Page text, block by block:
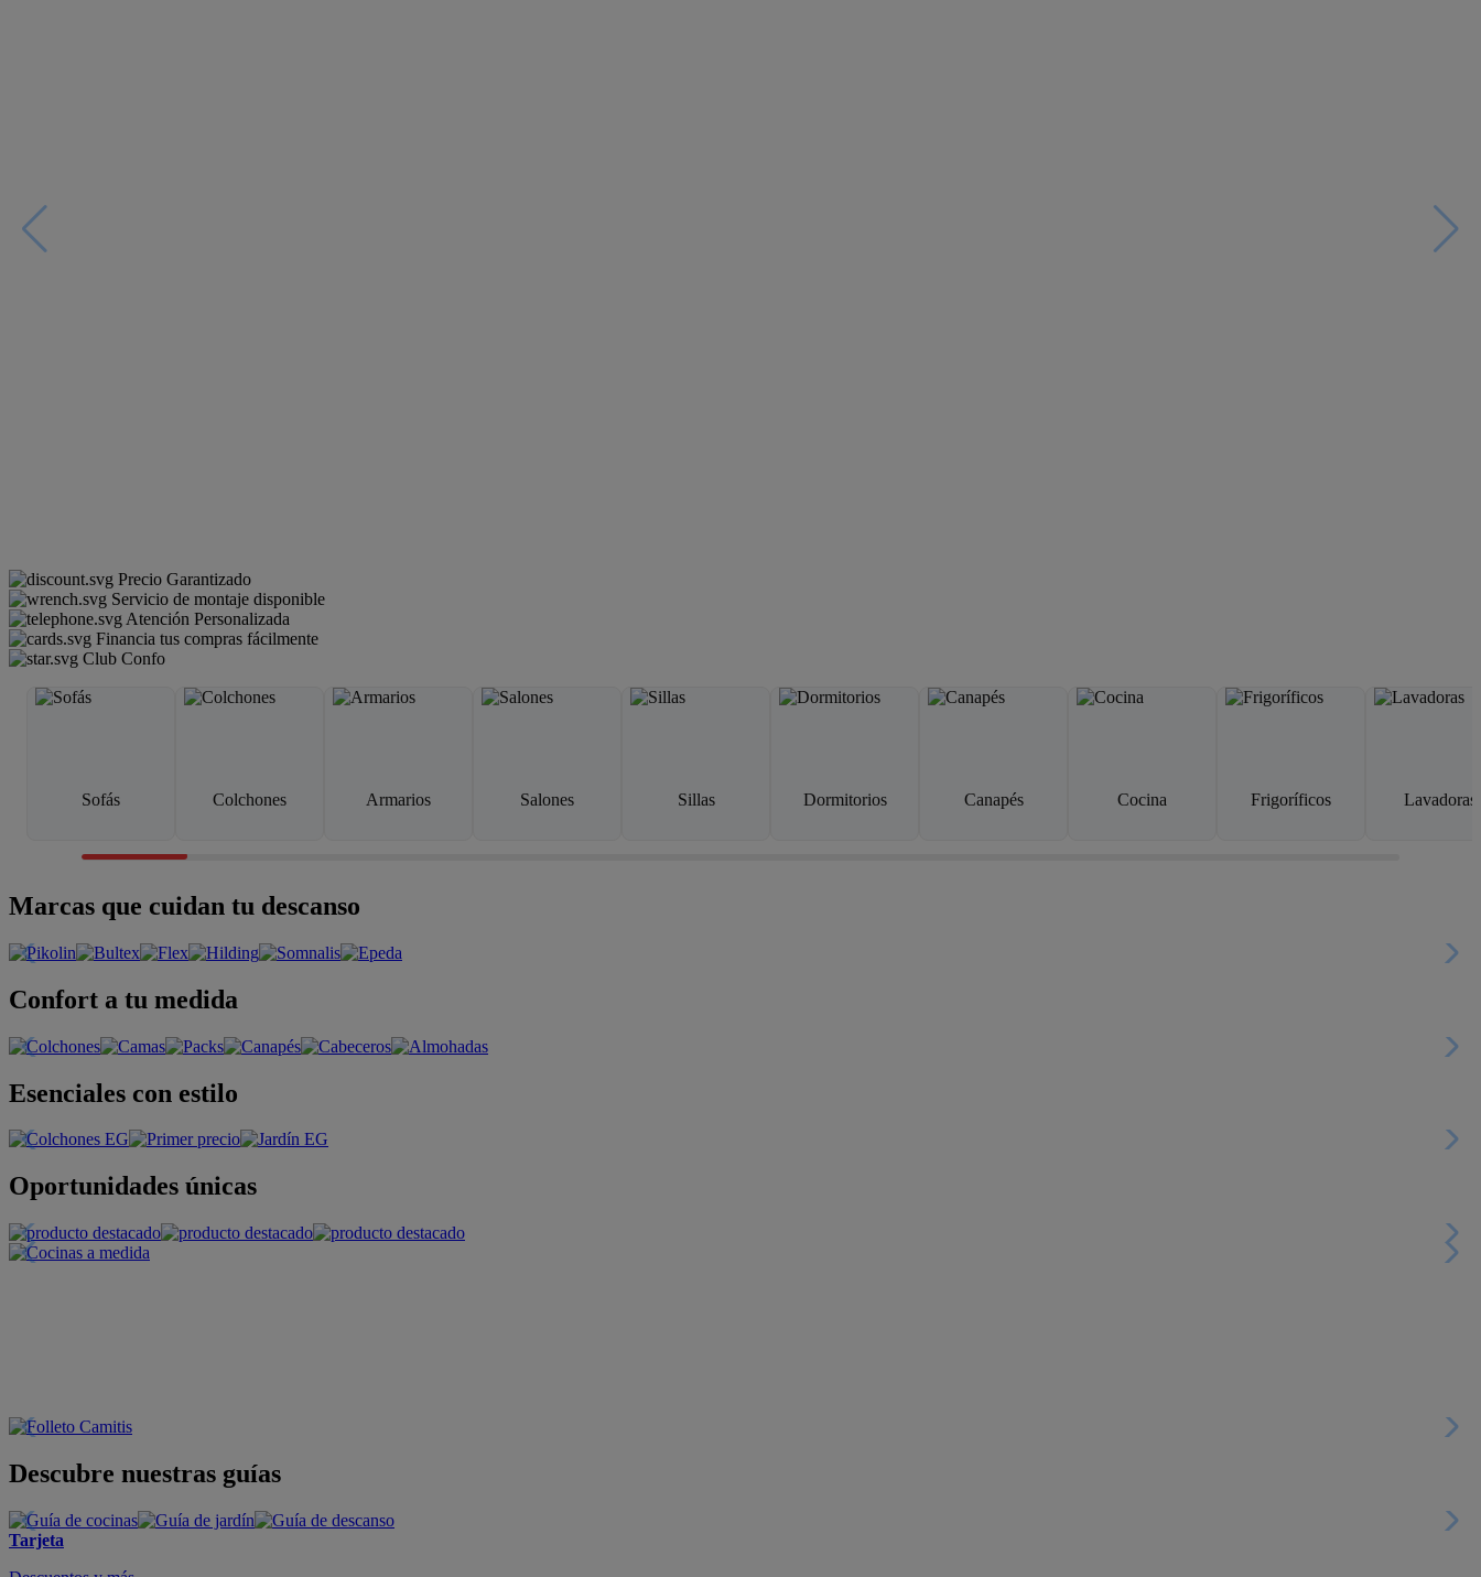
Precio Garantizado
Servicio de montaje disponible
Atención Personalizada
Financia tus compras fácilmente
Club Confo
Sofás Colchones Armarios Salones Sillas Dormitorios Canapés Cocina Frigoríficos Lavadoras
Marcas que cuidan tu descanso
Confort a tu medida
Esenciales con estilo
Oportunidades únicas
Descubre nuestras guías
Tarjeta